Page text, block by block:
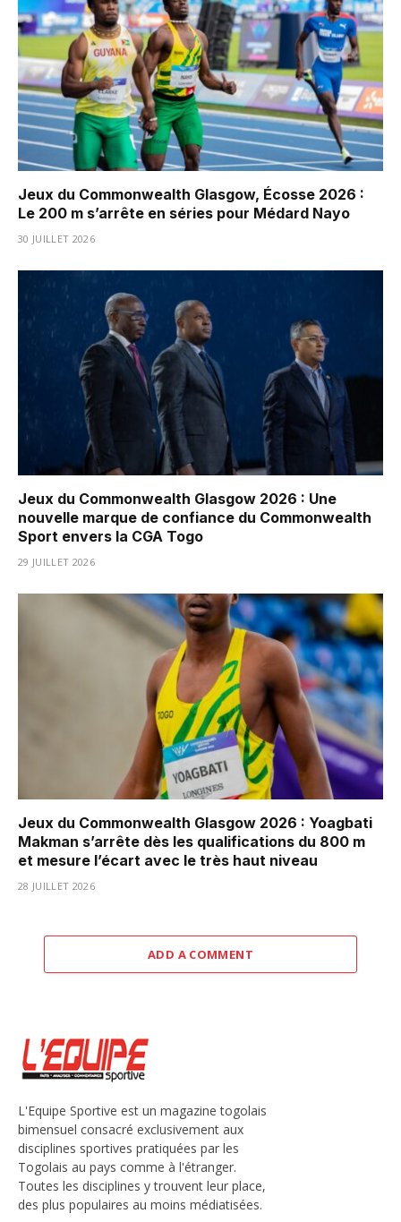
Jeux du Commonwealth Glasgow, Écosse 2026 :
Le 200 m s’arrête en séries pour Médard Nayo
30 JUILLET 2026
Jeux du Commonwealth Glasgow 2026 : Une
nouvelle marque de confiance du Commonwealth
Sport envers la CGA Togo
29 JUILLET 2026
Jeux du Commonwealth Glasgow 2026 : Yoagbati
Makman s’arrête dès les qualifications du 800 m
et mesure l’écart avec le très haut niveau
28 JUILLET 2026
ADD A COMMENT
L'Equipe Sportive est un magazine togolais
bimensuel consacré exclusivement aux
disciplines sportives pratiquées par les
Togolais au pays comme à l'étranger.
Toutes les disciplines y trouvent leur place,
des plus populaires au moins médiatisées.